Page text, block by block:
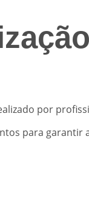
por
para